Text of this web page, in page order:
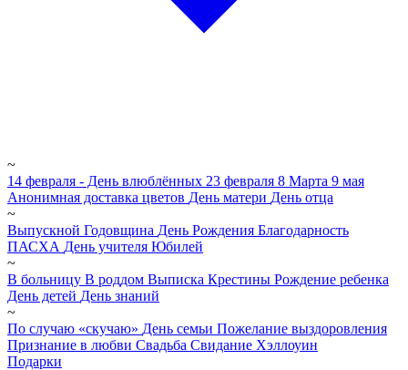
~
14 февраля - День влюблённых 23 февраля 8 Марта 9 мая
Анонимная доставка цветов День матери День отца
~
Выпускной Годовщина День Рождения Благодарность
ПАСХА День учителя Юбилей
~
В больницу В роддом Выписка Крестины Рождение ребенка
День детей День знаний
~
По случаю «скучаю» День семьи Пожелание выздоровления
Признание в любви Свадьба Свидание Хэллоуин
Подарки